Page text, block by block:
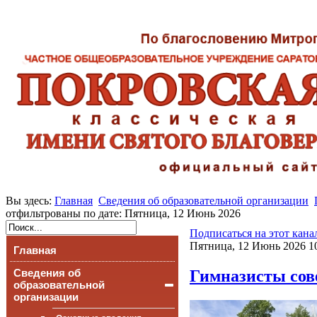
Вы здесь: Главная Сведения об образовательной организации
отфильтрованы по дате: Пятница, 12 Июнь 2026
Главная
Сведения об
образовательной
организации
Подписаться на этот
Пятница, 12 Июнь 2026
Гимназисты